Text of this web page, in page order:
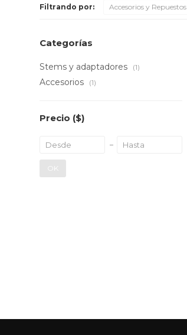
Filtrando por: Accesorios y Repuestos
Categorías
Stems y adaptadores (1)
Accesorios (1)
Precio ($)
OK